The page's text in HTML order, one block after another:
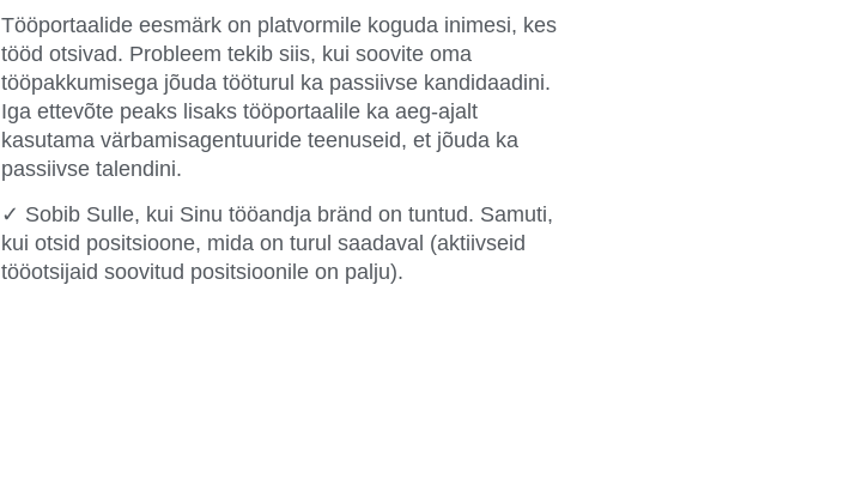
Tööportaalide eesmärk on platvormile koguda inimesi, kes
tööd otsivad. Probleem tekib siis, kui soovite oma
tööpakkumisega jõuda tööturul ka passiivse kandidaadini.
Iga ettevõte peaks lisaks tööportaalile ka aeg-ajalt
kasutama värbamisagentuuride teenuseid, et jõuda ka
passiivse talendini.
✓ Sobib Sulle, kui Sinu tööandja bränd on tuntud. Samuti,
kui otsid positsioone, mida on turul saadaval (aktiivseid
tööotsijaid soovitud positsioonile on palju).